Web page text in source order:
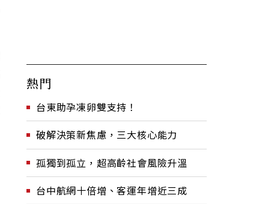
熱門
台東助孕凍卵雙支持！
破解決策新焦慮，三大核心能力
孤獨到孤立，超高齡社會風險升溫
台中航網十倍增、客運年增近三成